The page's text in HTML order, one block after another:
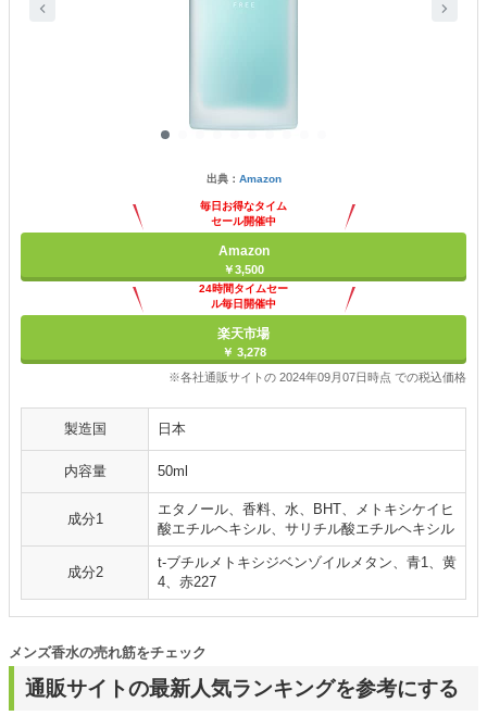
出典： Amazon
毎日お得なタイム
セール開催中
Amazon
￥3,500
24時間タイムセー
ル毎日開催中
楽天市場
￥ 3,278
※各社通販サイトの 2024年09月07日時点 での税込価格
製造国 日本
内容量 50ml
成分1
エタノール、香料、水、BHT、メトキシケイヒ
酸エチルヘキシル、サリチル酸エチルヘキシル
成分2
t-ブチルメトキシジベンゾイルメタン、青1、黄
4、赤227
通販サイトの最新人気ランキングを参考にする
メンズ香水の売れ筋をチェック